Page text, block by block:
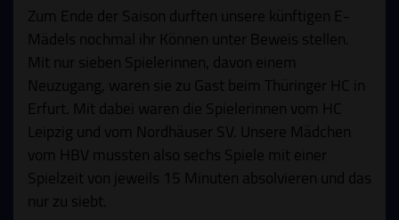
Zum Ende der Saison durften unsere künftigen E-
Mädels nochmal ihr Können unter Beweis stellen.
Mit nur sieben Spielerinnen, davon einem
Neuzugang, waren sie zu Gast beim Thüringer HC in
Erfurt. Mit dabei waren die Spielerinnen vom HC
Leipzig und vom Nordhäuser SV. Unsere Mädchen
vom HBV mussten also sechs Spiele mit einer
Spielzeit von jeweils 15 Minuten absolvieren und das
nur zu siebt.